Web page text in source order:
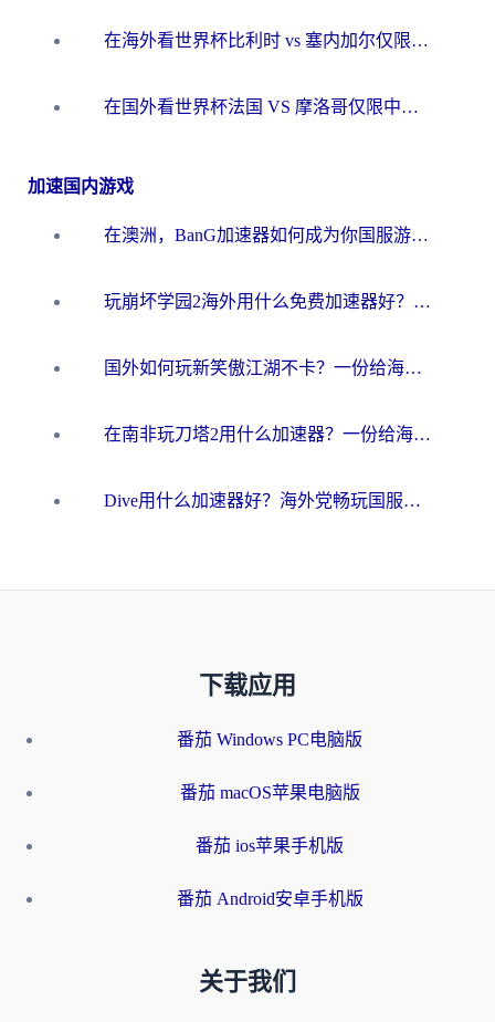
在海外看世界杯比利时 vs 塞内加尔仅限中国大陆？我找到了最流畅的中文解说之路
在国外看世界杯法国 VS 摩洛哥仅限中国大陆？海外党这样看中文解说赛事不卡顿
加速国内游戏
在澳洲，BanG加速器如何成为你国服游戏的“时光机”？
玩崩坏学园2海外用什么免费加速器好？2026海外党亲测国服游戏加速指南
国外如何玩新笑傲江湖不卡？一份给海外游子的终极网络指南
在南非玩刀塔2用什么加速器？一份给海外游子的终极生存指南
Dive用什么加速器好？海外党畅玩国服游戏的终极避坑指南
下载应用
番茄 Windows PC电脑版
番茄 macOS苹果电脑版
番茄 ios苹果手机版
番茄 Android安卓手机版
关于我们